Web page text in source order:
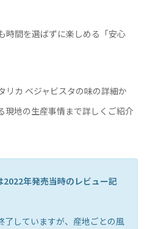
時間を選ばずに楽しめる「安心
リカ ベジャビスタの味の詳細か
現地の生産事情まで詳しくご紹介
2022年発売当時のレビュー記
了していますが、産地ごとの風